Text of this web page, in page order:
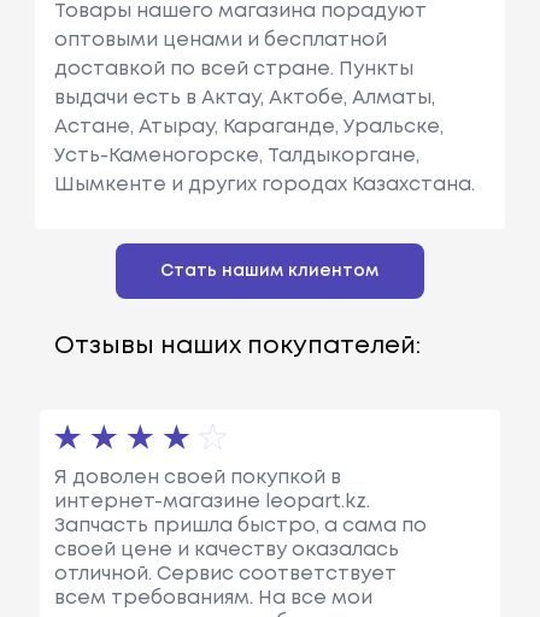
Товары нашего магазина порадуют
оптовыми ценами и бесплатной
доставкой по всей стране. Пункты
выдачи есть в Актау, Актобе, Алматы,
Астане, Атырау, Караганде, Уральске,
Усть-Каменогорске, Талдыкоргане,
Шымкенте и других городах Казахстана.
Стать нашим клиентом
Отзывы наших покупателей:
Я доволен своей покупкой в
интернет-магазине leopart.kz.
Запчасть пришла быстро, а сама по
своей цене и качеству оказалась
отличной. Сервис соответствует
всем требованиям. На все мои